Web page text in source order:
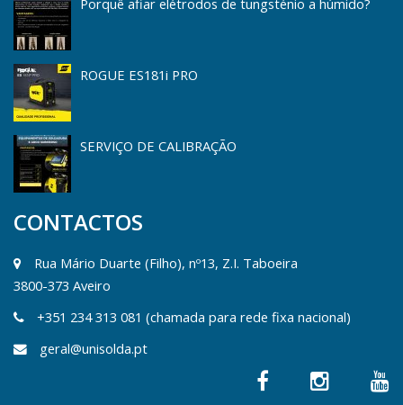
ROGUE ES181i PRO
SERVIÇO DE CALIBRAÇÃO
CONTACTOS
Rua Mário Duarte (Filho), nº13, Z.I. Taboeira
3800-373 Aveiro
+351 234 313 081 (chamada para rede fixa nacional)
geral@unisolda.pt